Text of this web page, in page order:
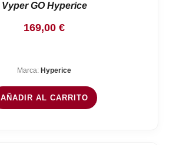
Vyper GO Hyperice
169,00 €
Marca: Hyperice
AÑADIR AL CARRITO